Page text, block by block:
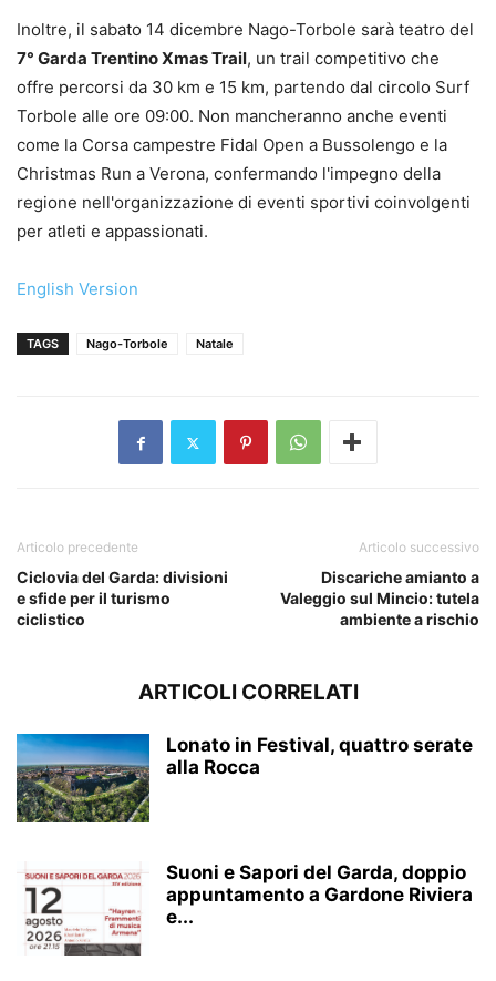
Inoltre, il sabato 14 dicembre Nago-Torbole sarà teatro del
7° Garda Trentino Xmas Trail, un trail competitivo che
offre percorsi da 30 km e 15 km, partendo dal circolo Surf
Torbole alle ore 09:00. Non mancheranno anche eventi
come la Corsa campestre Fidal Open a Bussolengo e la
Christmas Run a Verona, confermando l'impegno della
regione nell'organizzazione di eventi sportivi coinvolgenti
per atleti e appassionati.
English Version
TAGS Nago-Torbole Natale
Articolo precedente
Ciclovia del Garda: divisioni
e sfide per il turismo
ciclistico
Articolo successivo
Discariche amianto a
Valeggio sul Mincio: tutela
ambiente a rischio
ARTICOLI CORRELATI
Lonato in Festival, quattro serate
alla Rocca
Suoni e Sapori del Garda, doppio
appuntamento a Gardone Riviera
e...